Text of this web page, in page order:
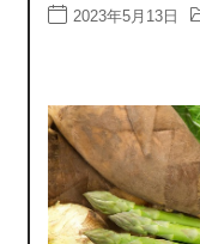
2023年5月13日